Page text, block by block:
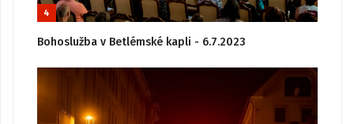
4
Bohoslužba v Betlémské kapli - 6.7.2023